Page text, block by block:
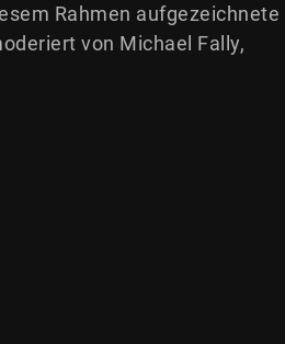
Rahmen aufgezeichnete
von Michael Fally,